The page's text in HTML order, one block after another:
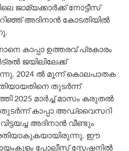
ജാമ്യക്കാർക്ക് നോട്ടീസ്
അദിനാൻ കോടതിയിൽ
കാപ്പാ ഉത്തരവ് പ്രകാരം
ജയിലിലേക്ക്
2024 ൽ മൂന്ന് കൊലപാതക
തുടർന്ന്
2025 മാർച്ച് മാസം കരുതൽ
തുടർന്ന് കാപ്പാ അഡ്വൈസറി
അദിനാൻ വീണ്ടും
ഈ
പോലീസ് സ്റ്റേഷനിൽ